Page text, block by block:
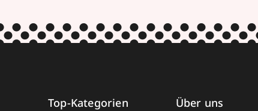
Top-Kategorien Über uns